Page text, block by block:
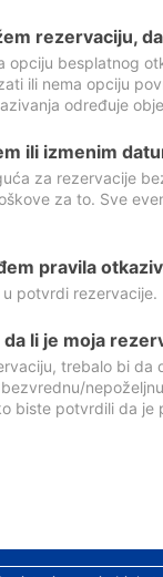
rezervaciju,
opciju besplatnog
ili nema opciju
određuje
ili izmenim
za rezervacije
za to. Sve
pravila
potvrdi rezervacije.
li je moja
trebalo bi
biste potvrdili da je